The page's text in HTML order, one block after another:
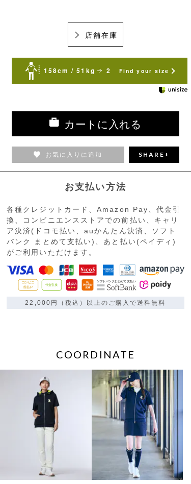
店舗在庫
158cm / 51kg 2 Find your size
カートに入れる
お気に入りに追加 SHARE+
お支払い方法
各種クレジットカード、Amazon Pay、代金引
換、コンビニエンスストアでの前払い、キャリ
ア決済(ドコモ払い、auかんたん決済、ソフト
バンク まとめて支払い)、あと払い(ペイディ)
がご利用いただけます。
22,000円（税込）以上のご購入で送料無料
COORDINATE